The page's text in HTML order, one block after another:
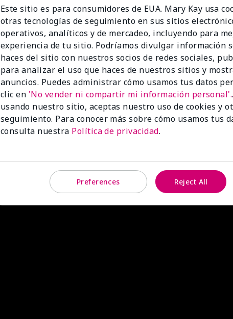
Video
Este sitio es para consumidores de EUA. Mary Kay usa
otras tecnologías de seguimiento en sus sitios
operativos, analíticos y de mercadeo, incluyendo para
experiencia de tu sitio. Podríamos divulgar información
haces del sitio con nuestros socios de redes sociales,
para analizar el uso que haces de nuestros sitios y
anuncios. Puedes administrar cómo usamos tus datos
clic en 'No vender ni compartir mi información personal'.
usando nuestro sitio, aceptas nuestro uso de cookies y
seguimiento. Para conocer más sobre cómo usamos tus
consulta nuestra Política de privacidad.
Preferences Reject All